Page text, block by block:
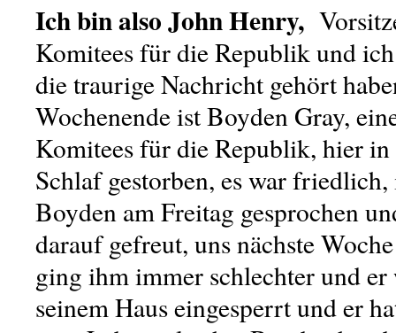
Ich bin also John Henry,
Komitees für die Republik und
die traurige Nachricht gehört
Wochenende ist Boyden Gray,
Komitees für die Republik, hier
Schlaf gestorben, es war
Boyden am Freitag gesprochen
darauf gefreut, uns nächste
ging ihm immer schlechter und
seinem Haus eingesperrt und er